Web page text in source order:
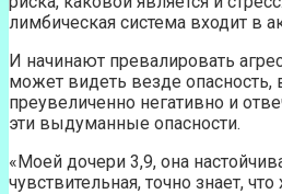
лимбическая система входит в
И начинают превалировать
может видеть везде опасность,
преувеличенно негативно и
эти выдуманные опасности.
«Моей дочери 3,9, она
чувствительная, точно знает,